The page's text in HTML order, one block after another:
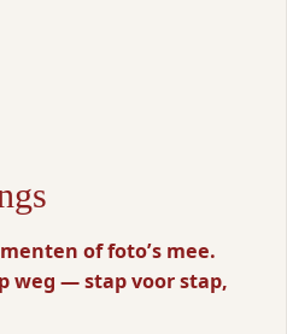
of foto’s mee.
weg — stap voor stap,